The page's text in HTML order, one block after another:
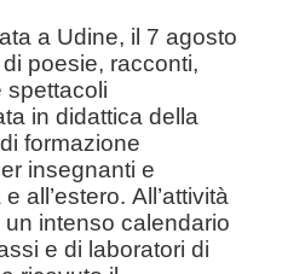
a Udine, il 7 agosto
poesie, racconti,
spettacoli
in didattica della
formazione
insegnanti e
all’estero. All’attività
intenso calendario
e di laboratori di